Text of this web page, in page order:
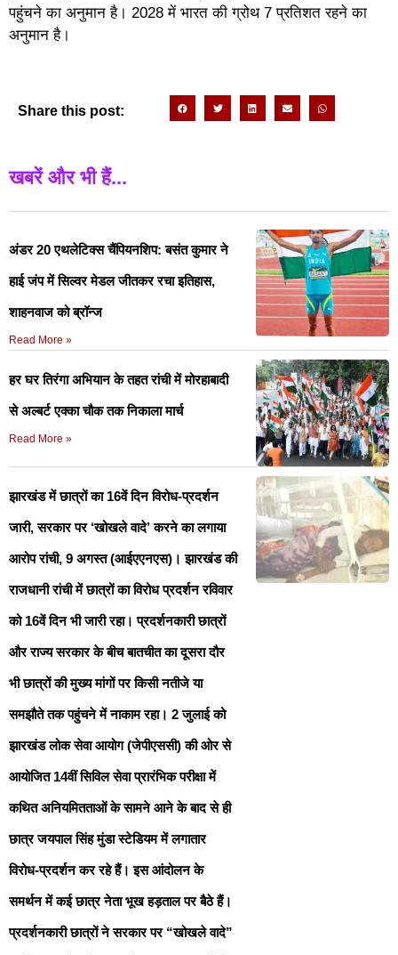
पहुंचने का अनुमान है। 2028 में भारत की ग्रोथ 7 प्रतिशत रहने का
अनुमान है।
Share this post:
खबरें और भी हैं...
अंडर 20 एथलेटिक्स चैंपियनशिप: बसंत कुमार ने
हाई जंप में सिल्वर मेडल जीतकर रचा इतिहास,
शाहनवाज को ब्रॉन्ज
Read More »
हर घर तिरंगा अभियान के तहत रांची में मोरहाबादी
से अल्बर्ट एक्का चौक तक निकाला मार्च
Read More »
झारखंड में छात्रों का 16वें दिन विरोध-प्रदर्शन
जारी, सरकार पर ‘खोखले वादे’ करने का लगाया
आरोप रांची, 9 अगस्त (आईएएनएस)। झारखंड की
राजधानी रांची में छात्रों का विरोध प्रदर्शन रविवार
को 16वें दिन भी जारी रहा। प्रदर्शनकारी छात्रों
और राज्य सरकार के बीच बातचीत का दूसरा दौर
भी छात्रों की मुख्य मांगों पर किसी नतीजे या
समझौते तक पहुंचने में नाकाम रहा। 2 जुलाई को
झारखंड लोक सेवा आयोग (जेपीएससी) की ओर से
आयोजित 14वीं सिविल सेवा प्रारंभिक परीक्षा में
कथित अनियमितताओं के सामने आने के बाद से ही
छात्र जयपाल सिंह मुंडा स्टेडियम में लगातार
विरोध-प्रदर्शन कर रहे हैं। इस आंदोलन के
समर्थन में कई छात्र नेता भूख हड़ताल पर बैठे हैं।
प्रदर्शनकारी छात्रों ने सरकार पर “खोखले वादे”